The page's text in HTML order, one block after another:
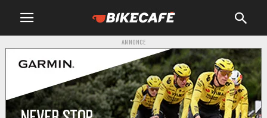
ANNONCE